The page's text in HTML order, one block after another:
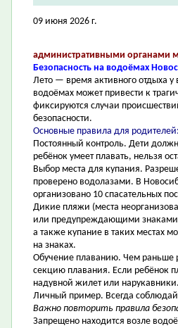
09 июня 2026 г.
административными органами
Безопасность на водоёмах
Лето — время активного отдыха
водоёмах может привести к
фиксируются случаи
безопасности.
Основные правила для родителей:
Постоянный контроль. Дети
ребёнок умеет плавать, нельзя
Выбор места для купания.
проверено водолазами. В
организовано 10 спасательных
Дикие пляжи (места
или предупреждающими знаками
а также купание в таких местах
на знаках.
Обучение плаванию. Чем раньше
секцию плавания. Если ребёнок
надувной жилет или
Личный пример. Всегда
Важно повторить правила
Запрещено находится возле